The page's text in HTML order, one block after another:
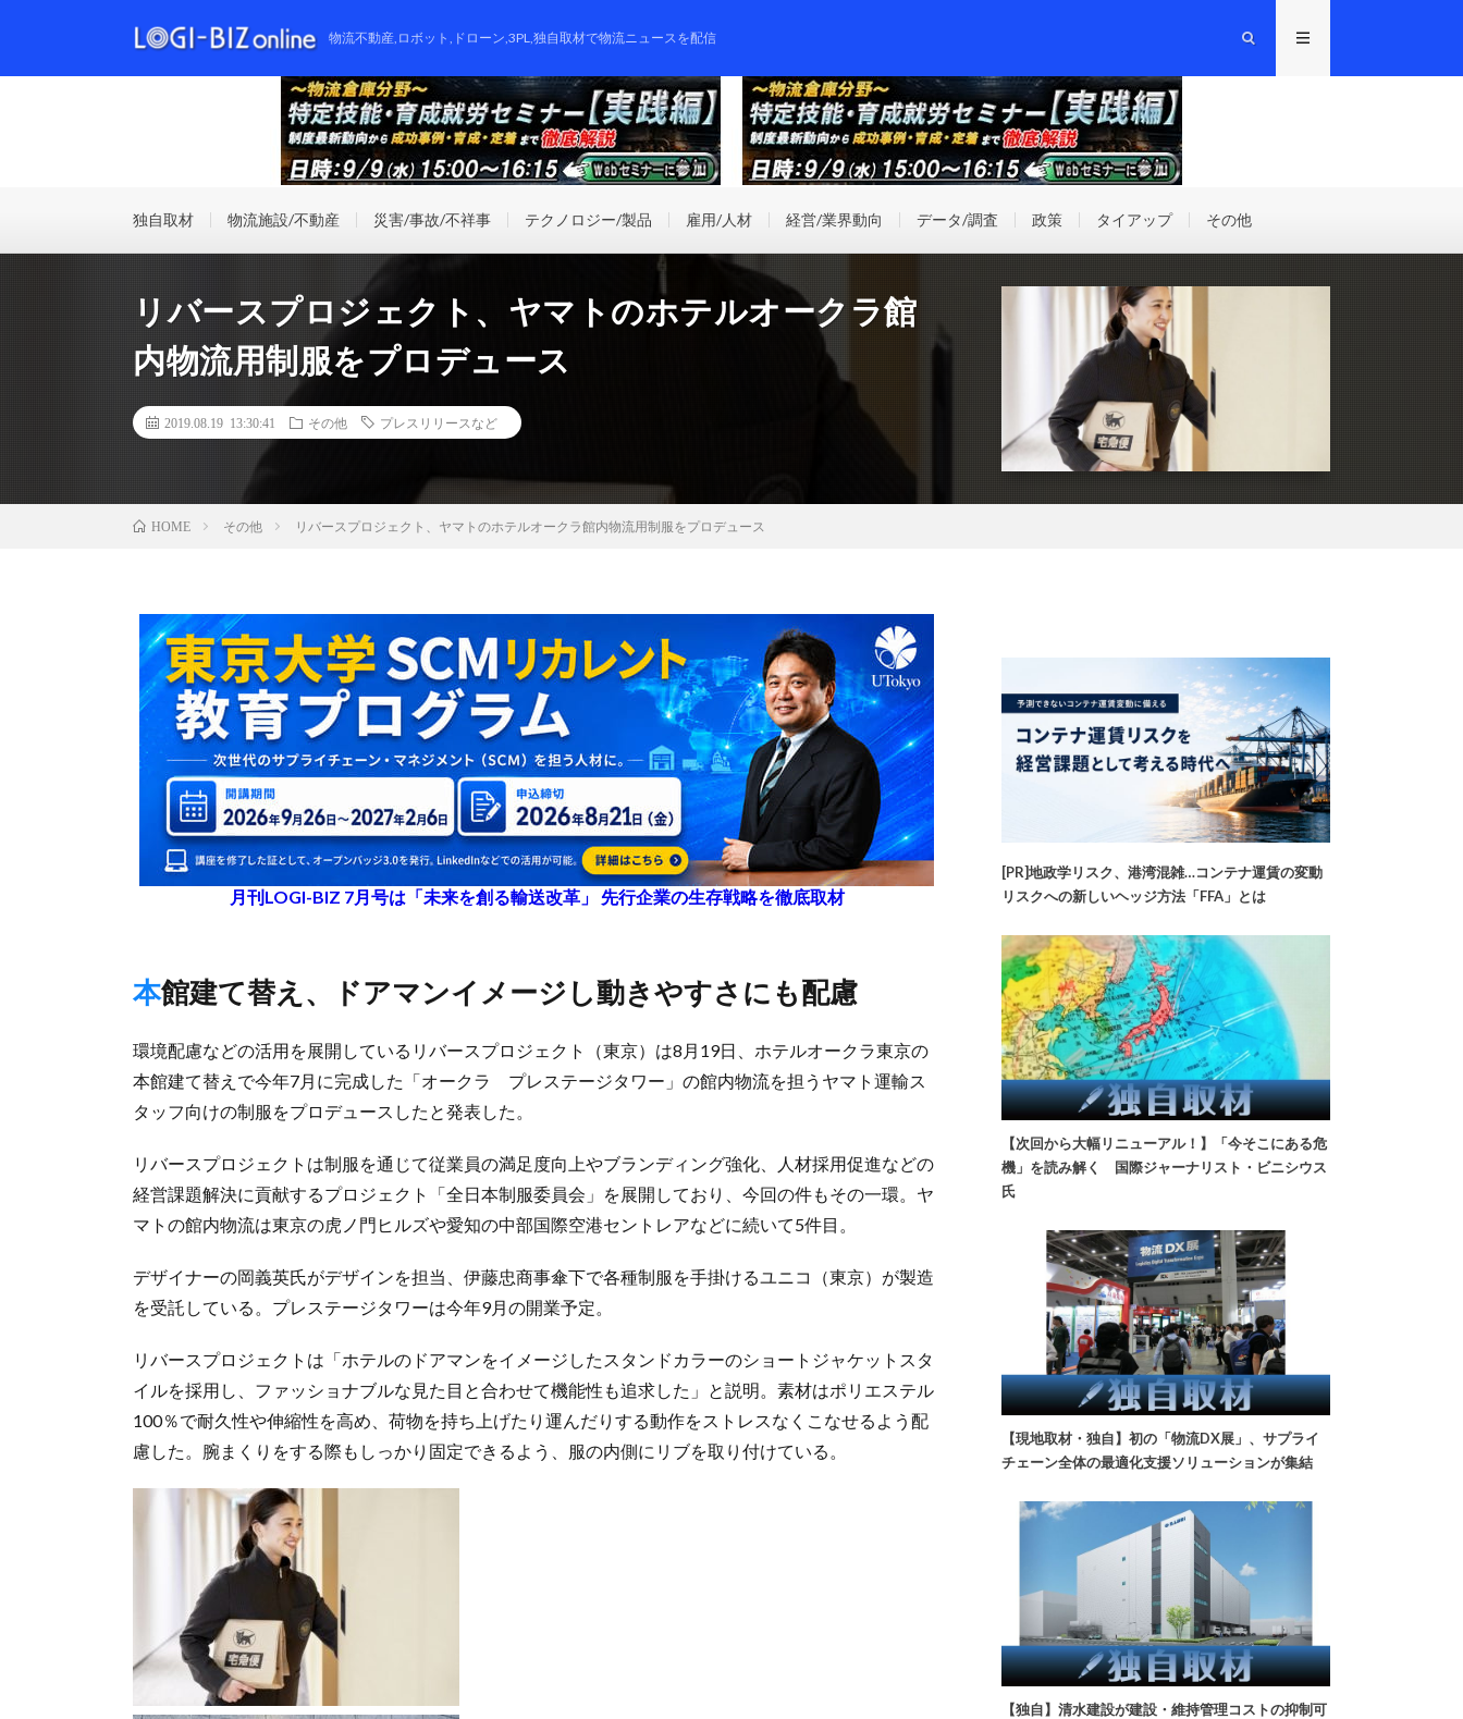
物流不動産,ロボット,ドローン,3PL,独自取材で物流ニュースを配信
独自取材 物流施設/不動産 災害/事故/不祥事 テクノロジー/製品 雇用/人材 経営/業界動向 データ/調査 政策 タイアップ その他
リバースプロジェクト、ヤマトのホテルオークラ館
内物流用制服をプロデュース
2019.08.19 13:30:41 その他 プレスリリースなど
HOME その他 リバースプロジェクト、ヤマトのホテルオークラ館内物流用制服をプロデュース
月刊LOGI-BIZ 7月号は「未来を創る輸送改革」 先行企業の生存戦略を徹底取材
本館建て替え、ドアマンイメージし動きやすさにも配慮
環境配慮などの活用を展開しているリバースプロジェクト（東京）は8月19日、ホテルオークラ東京の
本館建て替えで今年7月に完成した「オークラ プレステージタワー」の館内物流を担うヤマト運輸ス
タッフ向けの制服をプロデュースしたと発表した。
リバースプロジェクトは制服を通じて従業員の満足度向上やブランディング強化、人材採用促進などの
経営課題解決に貢献するプロジェクト「全日本制服委員会」を展開しており、今回の件もその一環。ヤ
マトの館内物流は東京の虎ノ門ヒルズや愛知の中部国際空港セントレアなどに続いて5件目。
デザイナーの岡義英氏がデザインを担当、伊藤忠商事傘下で各種制服を手掛けるユニコ（東京）が製造
を受託している。プレステージタワーは今年9月の開業予定。
リバースプロジェクトは「ホテルのドアマンをイメージしたスタンドカラーのショートジャケットスタ
イルを採用し、ファッショナブルな見た目と合わせて機能性も追求した」と説明。素材はポリエステル
100％で耐久性や伸縮性を高め、荷物を持ち上げたり運んだりする動作をストレスなくこなせるよう配
慮した。腕まくりをする際もしっかり固定できるよう、服の内側にリブを取り付けている。
[PR]地政学リスク、港湾混雑…コンテナ運賃の変動
リスクへの新しいヘッジ方法「FFA」とは
【次回から大幅リニューアル！】「今そこにある危
機」を読み解く 国際ジャーナリスト・ビニシウス
氏
【現地取材・独自】初の「物流DX展」、サプライ
チェーン全体の最適化支援ソリューションが集結
【独自】清水建設が建設・維持管理コストの抑制可